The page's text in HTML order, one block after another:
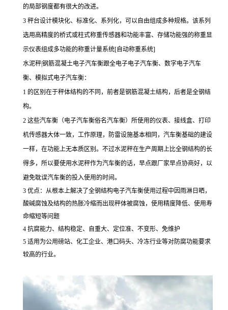
的局部钢度都有很大的改进。
3 秤台设计模块化、标准化、系列化，可以自由组成多种规格。该系列
选用高精度的桥式或柱式称重传感器和功能丰富、存储功能强的称重显
示仪表组成多功能的称重计量系统[自动称重系统]
水泥秤|钢筋混凝土电子汽车衡跟全电子电子汽车衡、数字电子汽车
衡、模拟式电子汽车衡：
1 的区别在于秤体结构的不同，前者是钢筋混凝土结构，后者是全钢结
构。
2 这些汽车衡（电子汽车衡俗名汽车衡）所使用的仪表、接线盒、打印
机传感器大体一致，工作原理，防雷设施基本相同，汽车衡基础的建设
一样，在功能上无本质区别。不过水泥秤在生产周期上比全钢结构的长
得多，所以要使用水泥秤作为汽车衡的话，早点跟厂家早点协商好，以
避免耽误汽车衡的投入使用的时间。
3 优点：从根本上解决了全钢结构电子汽车衡使用过程中因雨淋日晒，
酸碱腐蚀及结构的热胀冷缩而出现秤体被腐蚀，使用精度降低、使用寿
命缩短等问题
4 抗腐能力、结构稳定、自重大、定位准、不变形、免维护
5 适用为公用磅站、化工企业、港口码头、冷冻行业等对防腐功能要求
较高的行业。